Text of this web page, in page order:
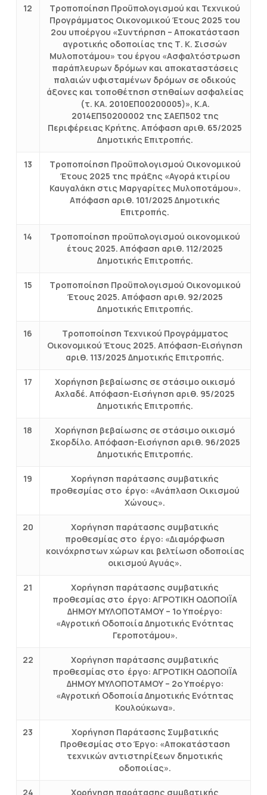
12
Τροποποίηση Προϋπολογισμού και Τεχνικού
Προγράμματος Οικονομικού Έτους 2025 του
2ου υποέργου «Συντήρηση – Αποκατάσταση
αγροτικής οδοποιίας της Τ. Κ. Σισσών
Μυλοποτάμου» του έργου «Ασφαλτόστρωση
παράπλευρων δρόμων και αποκαταστάσεις
παλαιών υφισταμένων δρόμων σε οδικούς
άξονες και τοποθέτηση στηθαίων ασφαλείας
(τ. ΚΑ. 2010ΕΠ00200005)», Κ.Α.
2014ΕΠ50200002 της ΣΑΕΠ502 της
Περιφέρειας Κρήτης. Απόφαση αριθ. 65/2025
Δημοτικής Επιτροπής.
13
Τροποποίηση Προϋπολογισμού Οικονομικού
Έτους 2025 της πράξης «Αγορά κτιρίου
Καυγαλάκη στις Μαργαρίτες Μυλοποτάμου».
Απόφαση αριθ. 101/2025 Δημοτικής
Επιτροπής.
14
Τροποποίηση προϋπολογισμού οικονομικού
έτους 2025. Απόφαση αριθ. 112/2025
Δημοτικής Επιτροπής.
15
Τροποποίηση Προϋπολογισμού Οικονομικού
Έτους 2025. Απόφαση αριθ. 92/2025
Δημοτικής Επιτροπής.
16
Τροποποίηση Τεχνικού Προγράμματος
Οικονομικού Έτους 2025. Απόφαση-Εισήγηση
αριθ. 113/2025 Δημοτικής Επιτροπής.
17
Χορήγηση βεβαίωσης σε στάσιμο οικισμό
Αχλαδέ. Απόφαση-Εισήγηση αριθ. 95/2025
Δημοτικής Επιτροπής.
18
Χορήγηση βεβαίωσης σε στάσιμο οικισμό
Σκορδίλο. Απόφαση-Εισήγηση αριθ. 96/2025
Δημοτικής Επιτροπής.
19
Χορήγηση παράτασης συμβατικής
προθεσμίας στο έργο: «Ανάπλαση Οικισμού
Χώνους».
20
Χορήγηση παράτασης συμβατικής
προθεσμίας στο έργο: «Διαμόρφωση
κοινόχρηστων χώρων και βελτίωση οδοποιίας
οικισμού Αγυάς».
21
Χορήγηση παράτασης συμβατικής
προθεσμίας στο έργο: ΑΓΡΟΤΙΚΗ ΟΔΟΠΟΙΪΑ
ΔΗΜΟΥ ΜΥΛΟΠΟΤΑΜΟΥ – 1ο Υποέργο:
«Αγροτική Οδοποιία Δημοτικής Ενότητας
Γεροποτάμου».
22
Χορήγηση παράτασης συμβατικής
προθεσμίας στο έργο: ΑΓΡΟΤΙΚΗ ΟΔΟΠΟΙΪΑ
ΔΗΜΟΥ ΜΥΛΟΠΟΤΑΜΟΥ – 2ο Υποέργο:
«Αγροτική Οδοποιία Δημοτικής Ενότητας
Κουλούκωνα».
23
Χορήγηση Παράτασης Συμβατικής
Προθεσμίας στο Έργο: «Αποκατάσταση
τεχνικών αντιστηρίξεων δημοτικής
οδοποιίας».
24 Χορήγηση παράτασης συμβατικής